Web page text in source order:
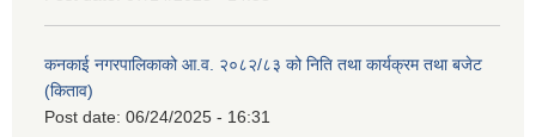
कनकाई नगरपालिकाको आ.व. २०८२/८३ को निति तथा कार्यक्रम तथा बजेट
(किताव)
Post date: 06/24/2025 - 16:31